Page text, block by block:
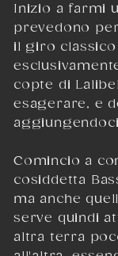
Inizio a farmi
prevedono
il giro
copte di
esagerare, e
Comincio a
cosiddetta
ma anche
serve quindi
altra terra